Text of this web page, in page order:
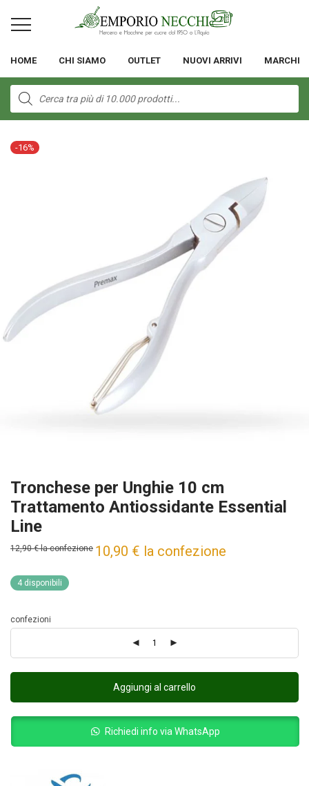
HOME CHI SIAMO OUTLET NUOVI ARRIVI MARCHI
Products
search
-16%
Tronchese per Unghie 10 cm
Trattamento Antiossidante Essential
Line
12,90€ la confezione 10,90 € la confezione
4 disponibili
confezioni
Aggiungi al carrello
Richiedi info via WhatsApp